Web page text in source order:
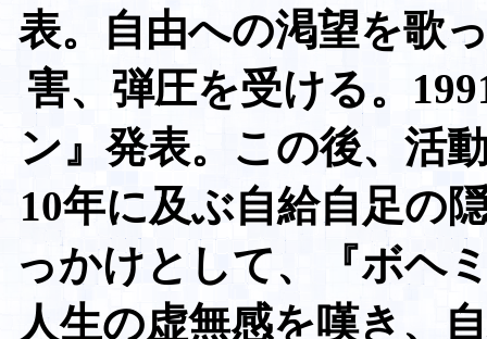
表。自由への渇望を歌
害、弾圧を受ける。
ン』発表。この後、活
10年に及ぶ自給自足の
っかけとして、『ボヘ
人生の虚無感を嘆き、